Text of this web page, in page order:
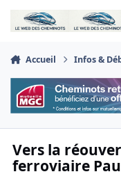
Aller au contenu
Accueil Infos &
Vers la
ferroviaire